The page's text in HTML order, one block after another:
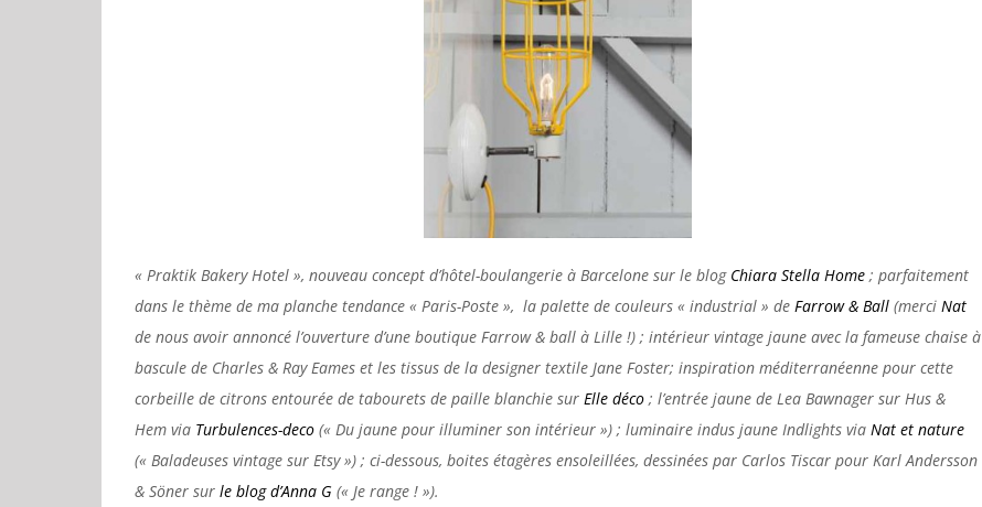
« Praktik Bakery Hotel », nouveau concept d’hôtel-boulangerie à Barcelone sur le blog Chiara Stella Home ; parfaitement
dans le thème de ma planche tendance « Paris-Poste », la palette de couleurs « industrial » de Farrow & Ball (merci Nat
de nous avoir annoncé l’ouverture d’une boutique Farrow & ball à Lille !) ; intérieur vintage jaune avec la fameuse chaise à
bascule de Charles & Ray Eames et les tissus de la designer textile Jane Foster; inspiration méditerranéenne pour cette
corbeille de citrons entourée de tabourets de paille blanchie sur Elle déco ; l’entrée jaune de Lea Bawnager sur Hus &
Hem via Turbulences-deco (« Du jaune pour illuminer son intérieur ») ; luminaire indus jaune Indlights via Nat et nature
(« Baladeuses vintage sur Etsy ») ; ci-dessous, boites étagères ensoleillées, dessinées par Carlos Tiscar pour Karl Andersson
& Söner sur le blog d’Anna G (« Je range ! »).